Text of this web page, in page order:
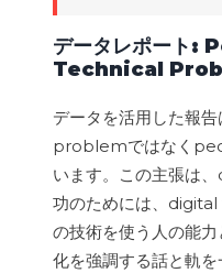
データレポート:
Technical
データを活用した報
problemではなく
います。この主張は
功のためには、
の技術を使う人の能
化を強調する話と軌を